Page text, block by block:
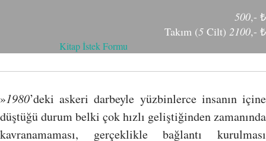
500,- ₺
Takım (5 Cilt) 2100,- ₺
Kitap İstek Formu
»1980’deki askeri darbeyle yüzbinlerce insanın içine
düştüğü durum belki çok hızlı geliştiğinden zamanında
kavranamaması, gerçeklikle bağlantı kurulması